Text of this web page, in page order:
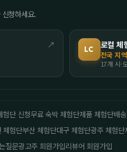
청하세요.
↗ LC 로컬 체
전국 지
17개 시·
험단 신청무료 숙박 체험단제품 체험단배
체험단부산 체험단대구 체험단광주 체험단
질문광고주 회원가입리뷰어 회원가입